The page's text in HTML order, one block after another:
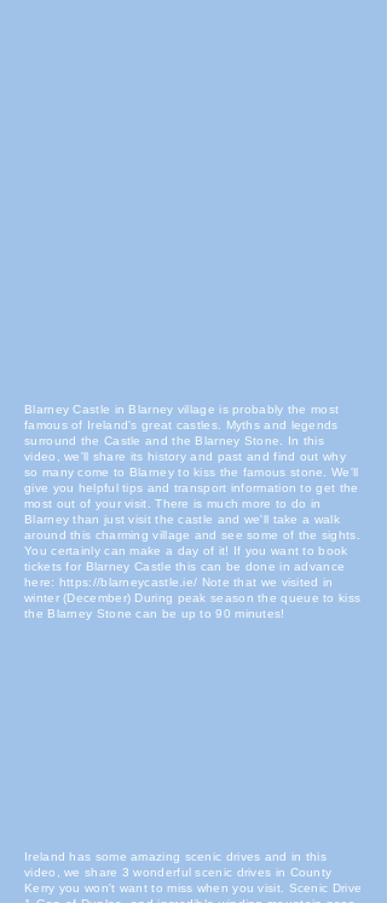
Blarney Castle in Blarney village is probably the most
famous of Ireland's great castles. Myths and legends
surround the Castle and the Blarney Stone. In this
video, we'll share its history and past and find out why
so many come to Blarney to kiss the famous stone. We'll
give you helpful tips and transport information to get the
most out of your visit. There is much more to do in
Blarney than just visit the castle and we'll take a walk
around this charming village and see some of the sights.
You certainly can make a day of it! If you want to book
tickets for Blarney Castle this can be done in advance
here: https://blarneycastle.ie/ Note that we visited in
winter (December) During peak season the queue to kiss
the Blarney Stone can be up to 90 minutes!
Ireland has some amazing scenic drives and in this
video, we share 3 wonderful scenic drives in County
Kerry you won't want to miss when you visit. Scenic Drive